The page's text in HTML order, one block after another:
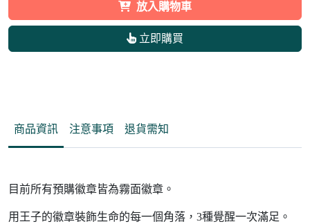
放入購物車
立即購買
商品資訊 注意事項 退貨需知
目前所有預購徽章皆為霧面徽章。
用王子的徽章裝飾生命的每一個角落，3種覺醒一次滿足。